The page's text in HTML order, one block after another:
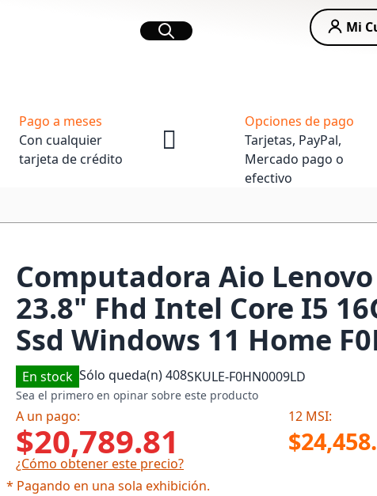
Buscar
Mi
Pago a meses
Con cualquier
tarjeta de crédito
Opciones de pago
Tarjetas, PayPal,
Mercado pago o
efectivo
Computadora Aio
23.8" Fhd Intel Core I5
Ssd Windows 11 Home
En stock Sólo queda(n)408SKULE-F0HN0009LD
Sea el primero en opinar sobre este producto
A un pago: 12 MSI:
$20,789.81
¿Cómo obtener este precio?
* Pagando en una sola exhibición.